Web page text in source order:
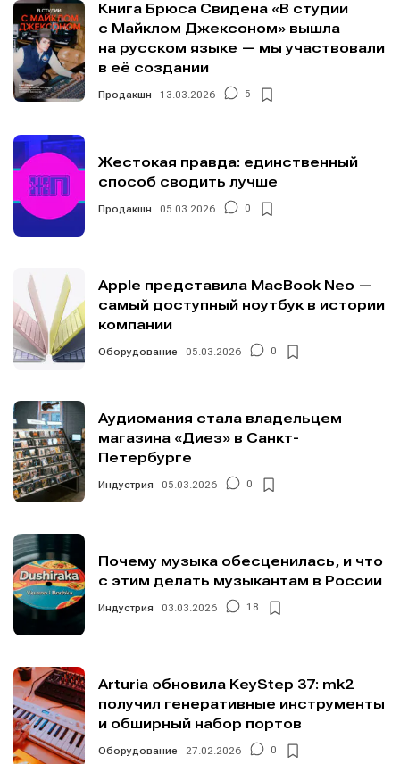
О проекте
Редакционная политика (в разработке)
Предложение новостей Помощь проекту
О проекте
Редакционная политика (в разработке)
Предложение новостей Помощь проекту
Книга Брюса Свидена «В студии
с Майклом Джексоном» вышла
на русском языке — мы участвовали
в её создании
Продакшн 13.03.2026 5
Жестокая правда: единственный
способ сводить лучше
Продакшн 05.03.2026 0
Apple представила MacBook Neo —
самый доступный ноутбук в истории
компании
Оборудование 05.03.2026 0
Аудиомания стала владельцем
магазина «Диез» в Санкт-
Петербурге
Индустрия 05.03.2026 0
Почему музыка обесценилась, и что
с этим делать музыкантам в России
Индустрия 03.03.2026 18
Arturia обновила KeyStep 37: mk2
получил генеративные инструменты
и обширный набор портов
Оборудование 27.02.2026 0